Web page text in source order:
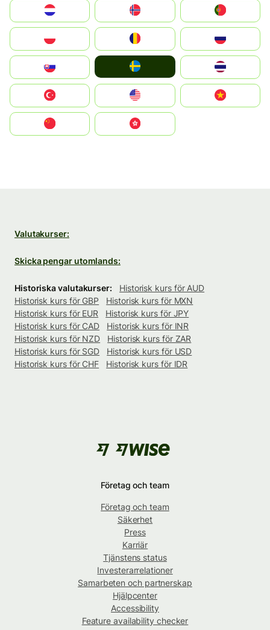
United States
中國香港特別行政區
Valutakurser:
Skicka pengar utomlands:
Historiska valutakurser:
Historisk kurs för AUD
Historisk kurs för GBP
Historisk kurs för MXN
Historisk kurs för EUR
Historisk kurs för JPY
Historisk kurs för CAD
Historisk kurs för INR
Historisk kurs för NZD
Historisk kurs för ZAR
Historisk kurs för SGD
Historisk kurs för USD
Historisk kurs för CHF
Historisk kurs för IDR
Företag och team
Företag och team
Säkerhet
Press
Karriär
Tjänstens status
Investerarrelationer
Samarbeten och partnerskap
Hjälpcenter
Accessibility
Feature availability checker